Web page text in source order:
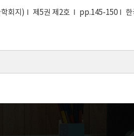
회지) 제5권 제2호 pp.145-150